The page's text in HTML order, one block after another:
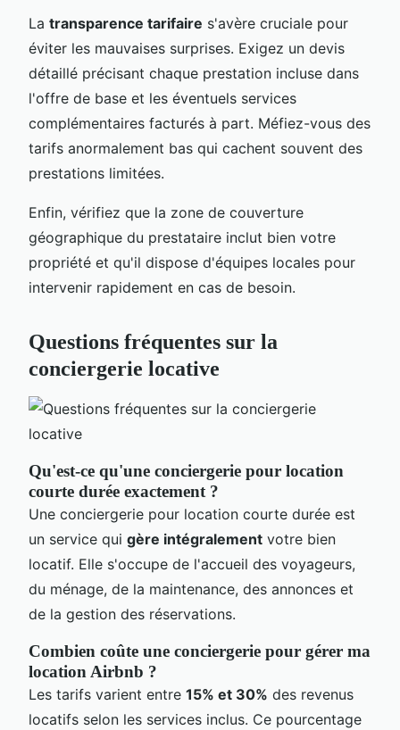
La transparence tarifaire s'avère cruciale pour
éviter les mauvaises surprises. Exigez un devis
détaillé précisant chaque prestation incluse dans
l'offre de base et les éventuels services
complémentaires facturés à part. Méfiez-vous des
tarifs anormalement bas qui cachent souvent des
prestations limitées.
Enfin, vérifiez que la zone de couverture
géographique du prestataire inclut bien votre
propriété et qu'il dispose d'équipes locales pour
intervenir rapidement en cas de besoin.
Questions fréquentes sur la
conciergerie locative
Qu'est-ce qu'une conciergerie pour location
courte durée exactement ?
Une conciergerie pour location courte durée est
un service qui gère intégralement votre bien
locatif. Elle s'occupe de l'accueil des voyageurs,
du ménage, de la maintenance, des annonces et
de la gestion des réservations.
Combien coûte une conciergerie pour gérer ma
location Airbnb ?
Les tarifs varient entre 15% et 30% des revenus
locatifs selon les services inclus. Ce pourcentage